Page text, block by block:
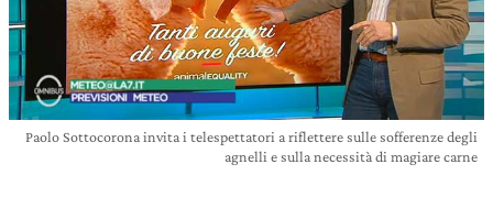
Paolo Sottocorona invita i telespettatori a riflettere sulle sofferenze degli
agnelli e sulla necessità di magiare carne